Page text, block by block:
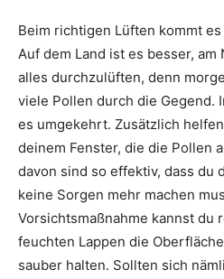
Beim richtigen Lüften kommt
Auf dem Land ist es besser, am
alles durchzulüften, denn
viele Pollen durch die Gegend.
es umgekehrt. Zusätzlich
deinem Fenster, die die Pollen
davon sind so effektiv, dass du
keine Sorgen mehr machen
Vorsichtsmaßnahme kannst du
feuchten Lappen die
sauber halten. Sollten sich